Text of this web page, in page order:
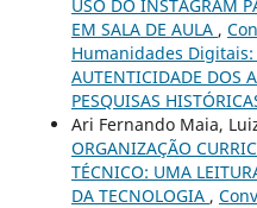
USO DO INSTAGRAM
EM SALA DE AULA ,
Humanidades Digitais:
AUTENTICIDADE DOS
PESQUISAS
Ari Fernando Maia,
ORGANIZAÇÃO
TÉCNICO: UMA
DA TECNOLOGIA ,